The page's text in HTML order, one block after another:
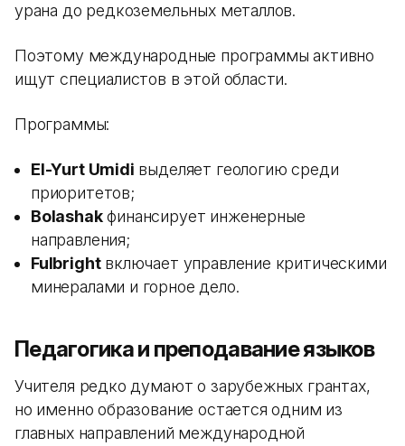
урана до редкоземельных металлов.
Поэтому международные программы активно
ищут специалистов в этой области.
Программы:
El-Yurt Umidi выделяет геологию среди
приоритетов;
Bolashakфинансирует инженерные
направления;
Fulbrightвключает управление критическими
минералами и горное дело.
Педагогика и преподавание языков
Учителя редко думают о зарубежных грантах,
но именно образование остается одним из
главных направлений международной